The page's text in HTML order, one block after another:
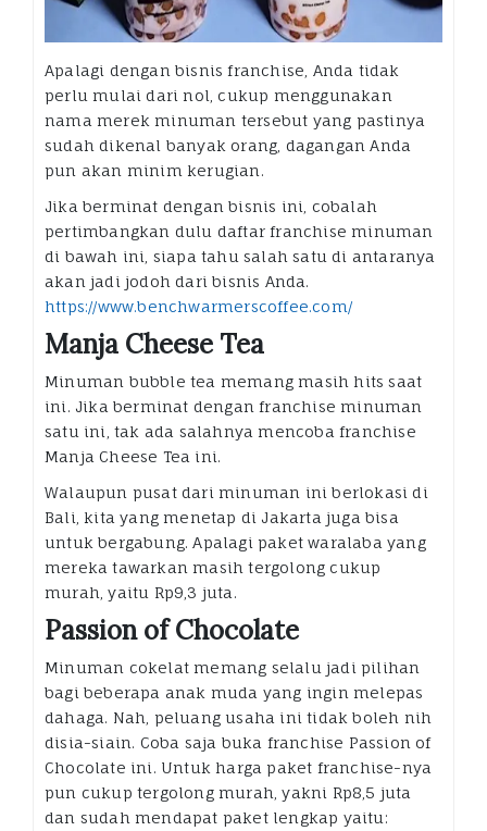
Apalagi dengan bisnis franchise, Anda tidak
perlu mulai dari nol, cukup menggunakan
nama merek minuman tersebut yang pastinya
sudah dikenal banyak orang, dagangan Anda
pun akan minim kerugian.
Jika berminat dengan bisnis ini, cobalah
pertimbangkan dulu daftar franchise minuman
di bawah ini, siapa tahu salah satu di antaranya
akan jadi jodoh dari bisnis Anda.
https://www.benchwarmerscoffee.com/
Manja Cheese Tea
Minuman bubble tea memang masih hits saat
ini. Jika berminat dengan franchise minuman
satu ini, tak ada salahnya mencoba franchise
Manja Cheese Tea ini.
Walaupun pusat dari minuman ini berlokasi di
Bali, kita yang menetap di Jakarta juga bisa
untuk bergabung. Apalagi paket waralaba yang
mereka tawarkan masih tergolong cukup
murah, yaitu Rp9,3 juta.
Passion of Chocolate
Minuman cokelat memang selalu jadi pilihan
bagi beberapa anak muda yang ingin melepas
dahaga. Nah, peluang usaha ini tidak boleh nih
disia-siain. Coba saja buka franchise Passion of
Chocolate ini. Untuk harga paket franchise-nya
pun cukup tergolong murah, yakni Rp8,5 juta
dan sudah mendapat paket lengkap yaitu: